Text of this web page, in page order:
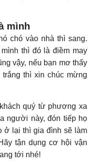
mình
chó vào nhà thì sang.
thì đó là điềm may
vậy, nếu bạn mơ thấy
thì xin chúc mừng
quý từ phương xa
người này, đón tiếp họ
ở lại thì gia đình sẽ làm
tận dụng cơ hội vận
tới nhé!